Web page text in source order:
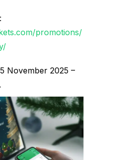
promotions/
November 2025 –